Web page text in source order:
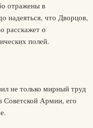
отражены в
надеяться, что Дворцов,
расскажет о
полей.
не только мирный труд
Советской Армии, его